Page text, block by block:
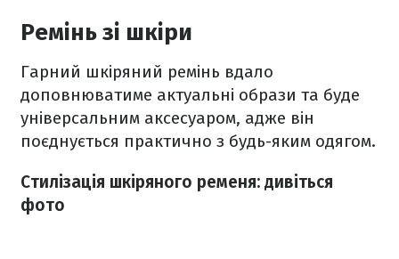
Ремінь зі шкіри
Гарний шкіряний ремінь вдало
доповнюватиме актуальні образи та буде
універсальним аксесуаром, адже він
поєднується практично з будь-яким одягом.
Стилізація шкіряного ременя: дивіться
фото